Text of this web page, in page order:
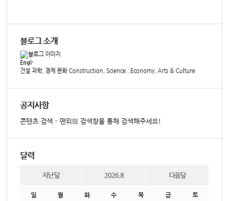
블로그 소개
Engi-
건설 과학, 경제 문화 Construction, Science...Economy, Arts & Culture
공지사항
콘텐츠 검색 - 맨위의 검색창을 통해 검색해주세요!
달력
지난달 2026.8 다음달
일 월 화 수 목 금
토